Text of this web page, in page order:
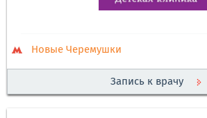
Новые Черемушки
Запись к врачу